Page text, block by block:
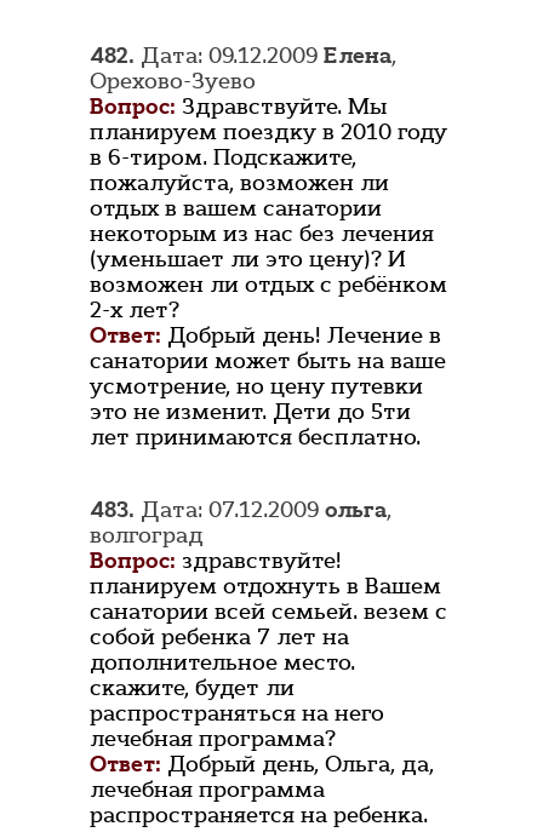
482. Дата: 09.12.2009 Елена,
Орехово-Зуево
Вопрос: Здравствуйте. Мы
планируем поездку в 2010 году
в 6-тиром. Подскажите,
пожалуйста, возможен ли
отдых в вашем санатории
некоторым из нас без лечения
(уменьшает ли это цену)? И
возможен ли отдых с ребёнком
2-х лет?
Ответ: Добрый день! Лечение в
санатории может быть на ваше
усмотрение, но цену путевки
это не изменит. Дети до 5ти
лет принимаются бесплатно.
483. Дата: 07.12.2009 ольга,
волгоград
Вопрос: здравствуйте!
планируем отдохнуть в Вашем
санатории всей семьей. везем с
собой ребенка 7 лет на
дополнительное место.
скажите, будет ли
распространяться на него
лечебная программа?
Ответ: Добрый день, Ольга, да,
лечебная программа
распространяется на ребенка.